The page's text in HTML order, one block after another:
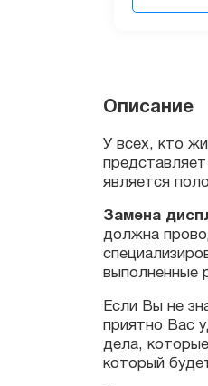
Описание
представляет
Замена
должна
выполненные
Если Вы не
приятно Вас
дела, которые
Данным
месяца. Если
менеджер,